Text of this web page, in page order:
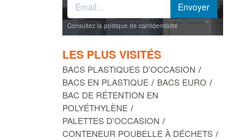
Consultez la politique de confidentialité
LES PLUS VISITÉS
BACS PLASTIQUES D'OCCASION
BACS EN PLASTIQUE
BACS EURO
BAC DE RÉTENTION EN
POLYÉTHYLÈNE
PALETTES D'OCCASION
CONTENEUR POUBELLE À DÉCHETS